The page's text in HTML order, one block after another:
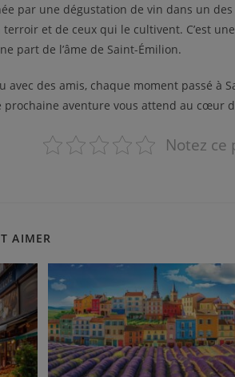
par une dégustation de vin dans un
et de ceux qui le cultivent. C’est
part de l’âme de Saint-Émilion.
avec des amis, chaque moment passé à
prochaine aventure vous attend au cœur
Notez ce
AIMER